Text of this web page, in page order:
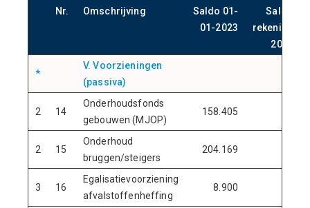
Nr.
Omschrijving
Saldo 01-
01-2023
Saldo
rekening
2022
*
V. Voorzieningen
(passiva)
2 14
Onderhoudsfonds
gebouwen (MJOP)
158.405
2 15
Onderhoud
bruggen/steigers
204.169
3 16
Egalisatievoorziening
afvalstoffenheffing
8.900